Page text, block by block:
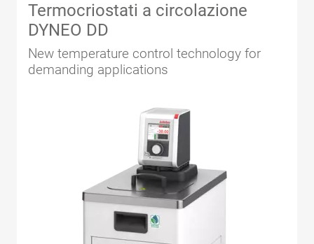
Termocriostati a circolazione
DYNEO DD
New temperature control technology for
demanding applications